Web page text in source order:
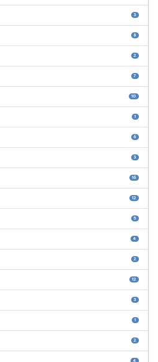
3
8
2
7
10
1
6
3
16
12
5
4
2
12
3
1
2
4